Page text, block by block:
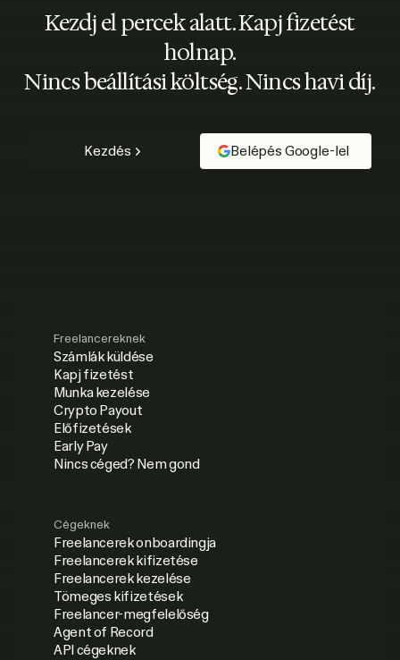
Kezdj el percek alatt. Kapj fizetést
holnap.
Nincs beállítási költség. Nincs havi díj.
Kezdés Belépés Google-lel
Freelancereknek
Számlák küldése
Kapj fizetést
Munka kezelése
Crypto Payout
Előfizetések
Early Pay
Nincs céged? Nem gond
Cégeknek
Freelancerek onboardingja
Freelancerek kifizetése
Freelancerek kezelése
Tömeges kifizetések
Freelancer-megfelelőség
Agent of Record
API cégeknek